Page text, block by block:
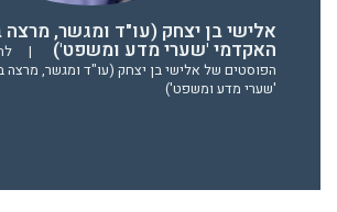
אלישי בן יצחק (עו"ד ומגשר, מרצה
האקדמי 'שערי מדע ומשפט') |
הפוסטים של אלישי בן יצחק (עו"ד ומגשר, מרצה
'שערי מדע ומשפט')